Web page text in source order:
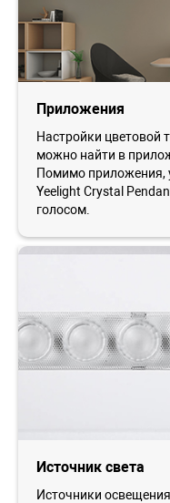
Приложения
Настройки цветовой
можно найти в
Помимо приложения,
Yeelight Crystal
голосом.
Источник света
Источники